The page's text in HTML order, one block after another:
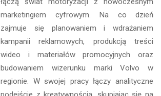
marketingiem cyfrowym. Na co dzień
zajmuje się planowaniem i wdrażaniem
kampanii reklamowych, produkcją treści
wideo i materiałów promocyjnych oraz
budowaniem wizerunku marki Volvo w
regionie. W swojej pracy łączy analityczne